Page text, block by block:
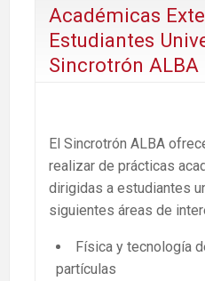
Académicas
Estudiantes
Sincrotrón ALBA
El Sincrotrón ALBA
realizar de prácticas
dirigidas a estudiantes
siguientes áreas de
Física y tecnología
partículas